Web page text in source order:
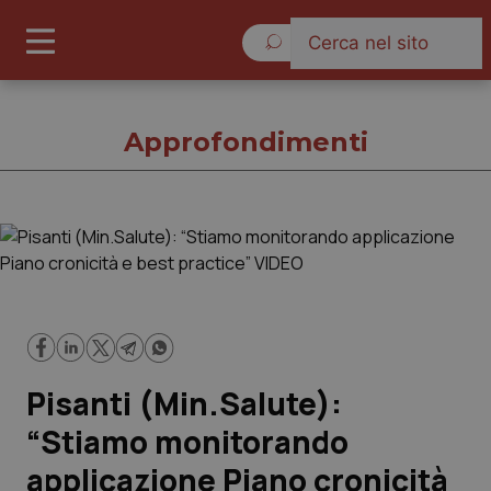
Governo e Parlamento
Regioni e Asl
Lavoro e Professioni
Approfondimenti
Pisanti (Min.Salute):
“Stiamo monitorando
applicazione Piano cronicità